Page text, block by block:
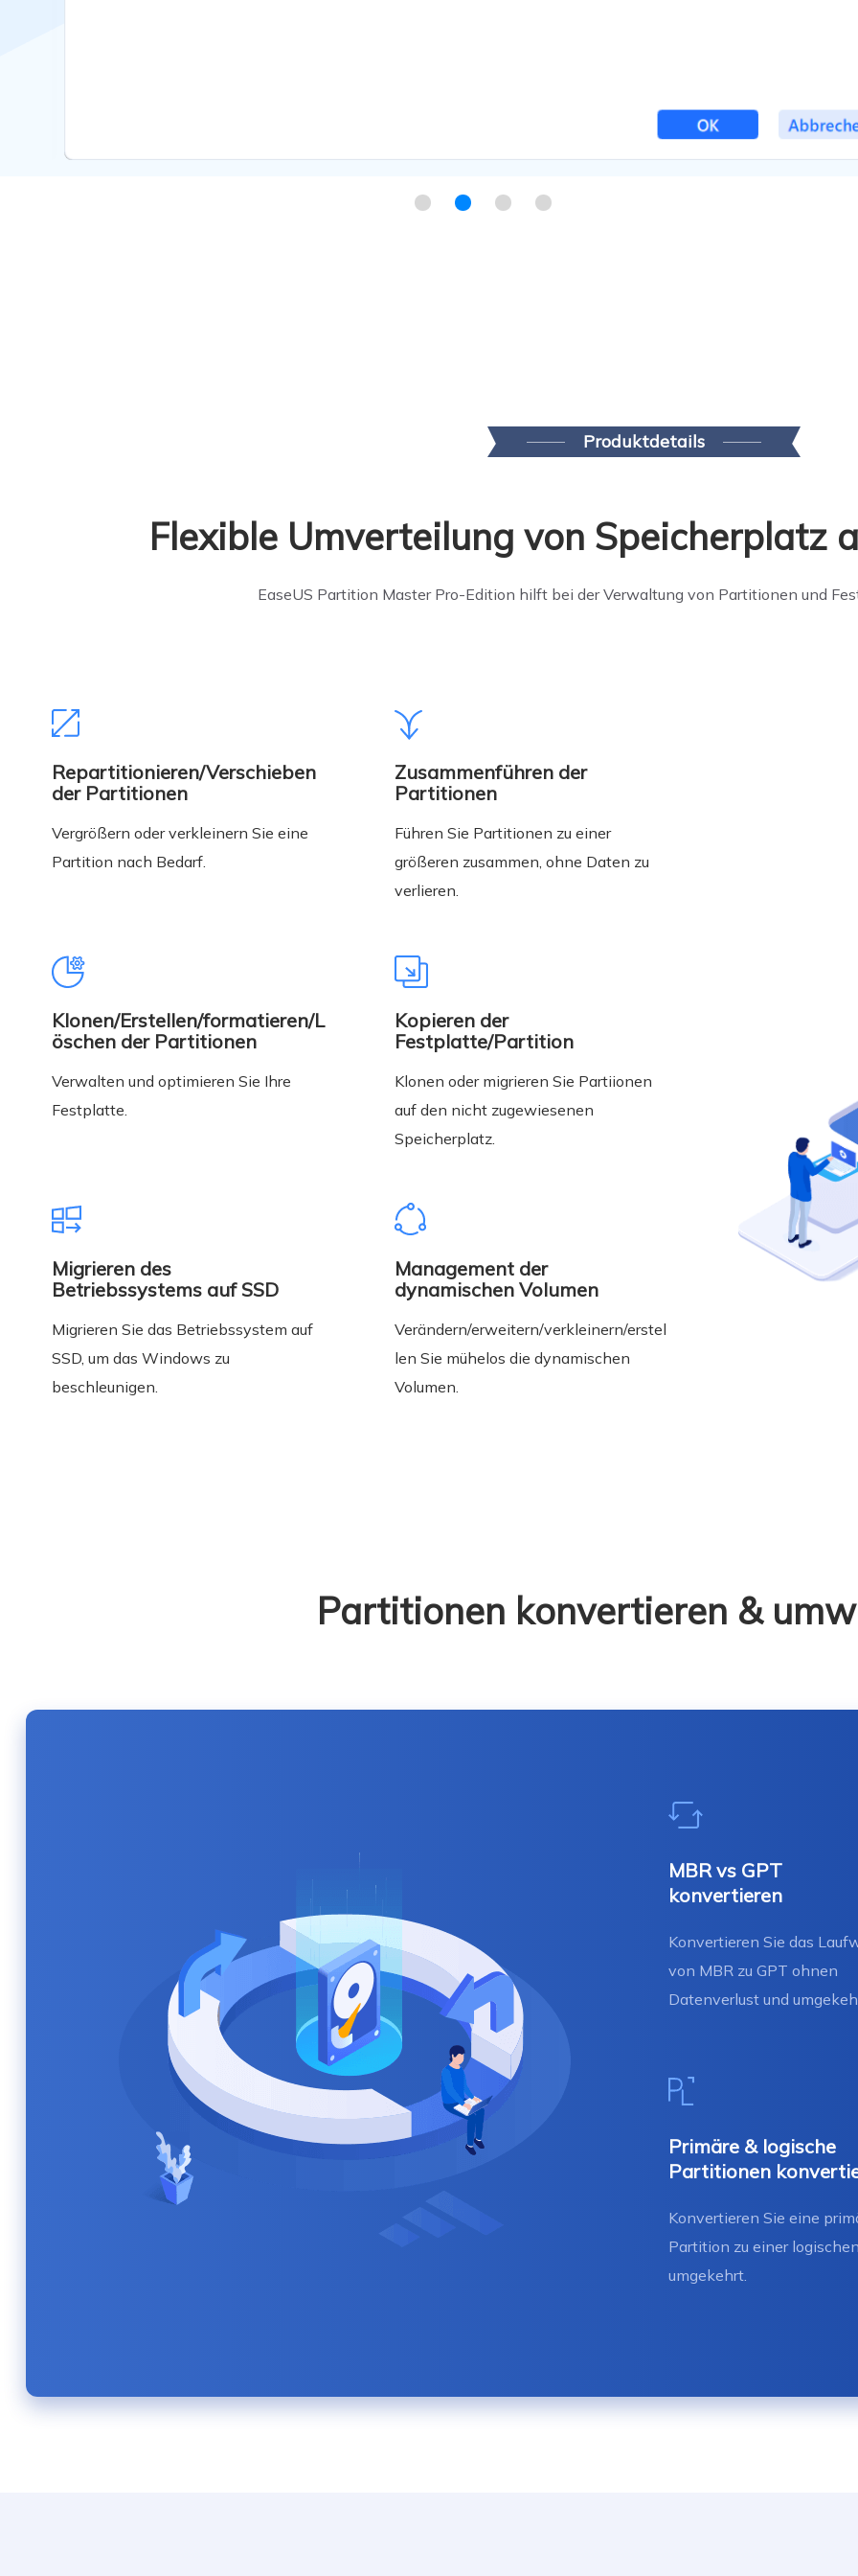
Produktdetails
Flexible Umverteilung von Speicherplatz
EaseUS Partition Master Pro-Edition hilft bei der Verwaltung von Partitionen und
Repartitionieren/Verschieben
der Partitionen
Vergrößern oder verkleinern Sie eine
Partition nach Bedarf.
Zusammenführen der
Partitionen
Führen Sie Partitionen zu einer
größeren zusammen, ohne Daten zu
verlieren.
Klonen/Erstellen/formatieren/L
öschen der Partitionen
Verwalten und optimieren Sie Ihre
Festplatte.
Kopieren der
Festplatte/Partition
Klonen oder migrieren Sie Partiionen
auf den nicht zugewiesenen
Speicherplatz.
Migrieren des
Betriebssystems auf SSD
Migrieren Sie das Betriebssystem auf
SSD, um das Windows zu
beschleunigen.
Management der
dynamischen Volumen
Verändern/erweitern/verkleinern/erstel
len Sie mühelos die dynamischen
Volumen.
Partitionen konvertieren &
MBR vs GPT
konvertieren
Konvertieren Sie das
von MBR zu GPT ohnen
Datenverlust und
Primäre & logische
Partitionen
Konvertieren Sie eine
Partition zu einer
umgekehrt.